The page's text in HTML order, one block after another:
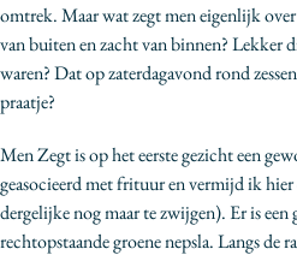
omtrek. Maar wat zegt men eigenlijk
van buiten en zacht van binnen? Lekker
waren? Dat op zaterdagavond rond
praatje?
Men Zegt is op het eerste gezicht een
geasocieerd met frituur en vermijd ik hier
dergelijke nog maar te zwijgen). Er is
rechtopstaande groene nepsla. Langs de